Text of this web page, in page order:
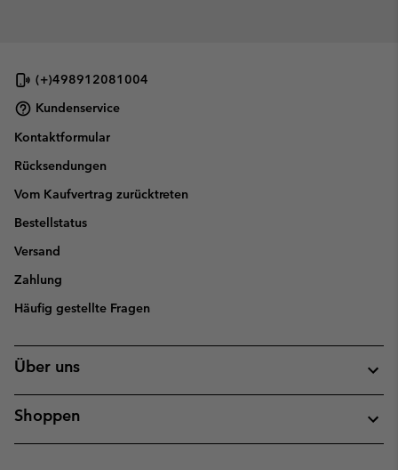
(+)498912081004
Kundenservice
Kontaktformular
Rücksendungen
Vom Kaufvertrag zurücktreten
Bestellstatus
Versand
Zahlung
Häufig gestellte Fragen
Über uns
Shoppen